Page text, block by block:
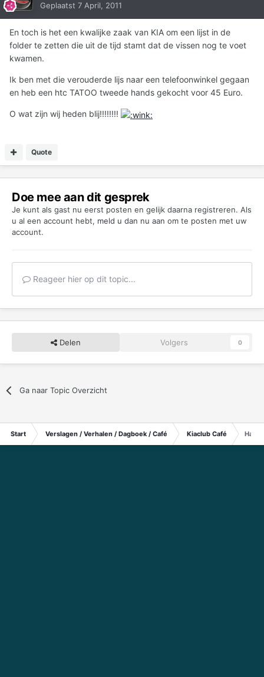
Geplaatst 7 April, 2011
En toch is het een kwalijke zaak van KIA om een lijst in de
folder te zetten die uit de tijd stamt dat de vissen nog te voet
kwamen.
Ik ben met die verouderde lijs naar een telefoonwinkel gegaan
en heb een htc TATOO tweede hands gekocht voor 45 Euro.
O wat zijn wij heden blij!!!!!!!!
Quote
Doe mee aan dit gesprek
Je kunt als gast nu eerst posten en gelijk daarna registreren. Als
u al een account hebt, meld u dan nu aan om te posten met uw
account.
Reageer hier op dit topic...
Delen Volgers 0
Ga naar Topic Overzicht
Start Verslagen / Verhalen / Dagboek / Café Kiaclub Café